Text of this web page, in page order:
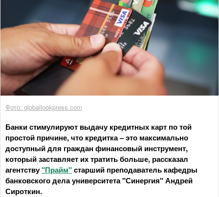
Фото: globallookpress.com
Банки стимулируют выдачу кредитных карт по той
простой причине, что кредитка – это максимально
доступный для граждан финансовый инструмент,
который заставляет их тратить больше, рассказал
агентству"Прайм"старший преподаватель кафедры
банковского дела университета "Синергия" Андрей
Сироткин.